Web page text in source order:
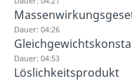
Dauer: 04:26
Dauer: 04:53
Löslichkeitsprodukt